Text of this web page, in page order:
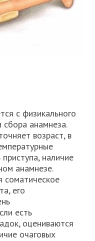
с физикального
анамнеза.
возраст, в
наличие
анамнезе.
соматическое
его
есть
оцениваются
очаговых